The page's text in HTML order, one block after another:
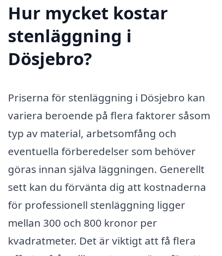
Hur mycket kostar
stenläggning i
Dösjebro?
Priserna för stenläggning i Dösjebro kan
variera beroende på flera faktorer såsom
typ av material, arbetsomfång och
eventuella förberedelser som behöver
göras innan själva läggningen. Generellt
sett kan du förvänta dig att kostnaderna
för professionell stenläggning ligger
mellan 300 och 800 kronor per
kvadratmeter. Det är viktigt att få flera